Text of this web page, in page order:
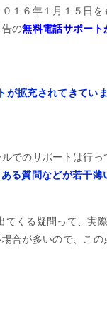
１６年１月１５日を
の無料電話サポート
が拡充されてきてい
でのサポートは行っ
る質問などが若干薄
てくる疑問って、実
合が多いので、この